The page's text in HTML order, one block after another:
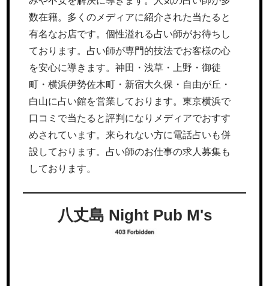
数在籍。多くのメディアに紹介された当たると
有名なお店です。個性溢れる占い師がお待ちし
ております。占い師が専門的技法でお客様の心
を安心に導きます。神田・浅草・上野・御徒
町・横浜伊勢佐木町・新宿大久保・自由が丘・
白山に占い館を営業しております。東京横浜で
口コミで当たると評判になりメディアでおすす
めされています。来られない方に電話占いも併
設しております。占い師のお仕事の求人募集も
しております。
八丈島 Night Pub M's